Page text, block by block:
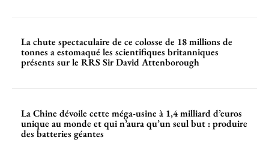
La chute spectaculaire de ce colosse de 18 millions de
tonnes a estomaqué les scientifiques britanniques
présents sur le RRS Sir David Attenborough
La Chine dévoile cette méga-usine à 1,4 milliard d’euros
unique au monde et qui n’aura qu’un seul but : produire
des batteries géantes